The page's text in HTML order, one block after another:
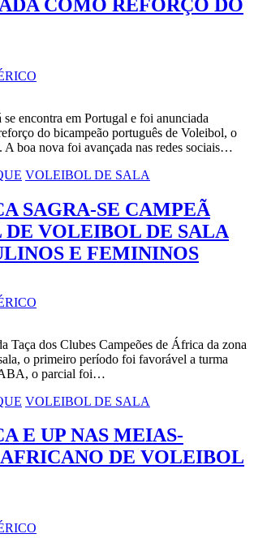
COMO REFORÇO DO
encontra em Portugal e foi anunciada
do bicampeão português de Voleibol, o
A boa nova foi avançada nas redes sociais…
VOLEIBOL DE SALA
SAGRA-SE CAMPEÃ
VOLEIBOL DE SALA
E FEMININOS
Taça dos Clubes Campeões de África da zona
o primeiro período foi favorável a turma
o parcial foi…
VOLEIBOL DE SALA
E UP NAS MEIAS-
DE VOLEIBOL